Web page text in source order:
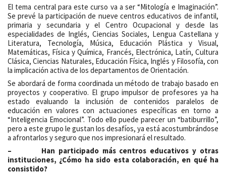
El tema central para este curso va a ser “Mitología e Imaginación”.
Se prevé la participación de nueve centros educativos de infantil,
primaria y secundaria y el Centro Ocupacional y desde las
especialidades de Inglés, Ciencias Sociales, Lengua Castellana y
Literatura, Tecnología, Música, Educación Plástica y Visual,
Matemáticas, Física y Química, Francés, Electrónica, Latín, Cultura
Clásica, Ciencias Naturales, Educación Física, Inglés y Filosofía, con
la implicación activa de los departamentos de Orientación.
Se abordará de forma coordinada un método de trabajo basado en
proyectos y cooperativo. El grupo impulsor de profesores ya ha
estado evaluando la inclusión de contenidos paralelos de
educación en valores con actuaciones específicas en torno a
“Inteligencia Emocional”. Todo ello puede parecer un “batiburrillo”,
pero a este grupo le gustan los desafíos, ya está acostumbrándose
a afrontarlos y seguro que nos impresionará el resultado.
–
Han participado más centros educativos y otras
instituciones, ¿Cómo ha sido esta colaboración, en qué ha
consistido?